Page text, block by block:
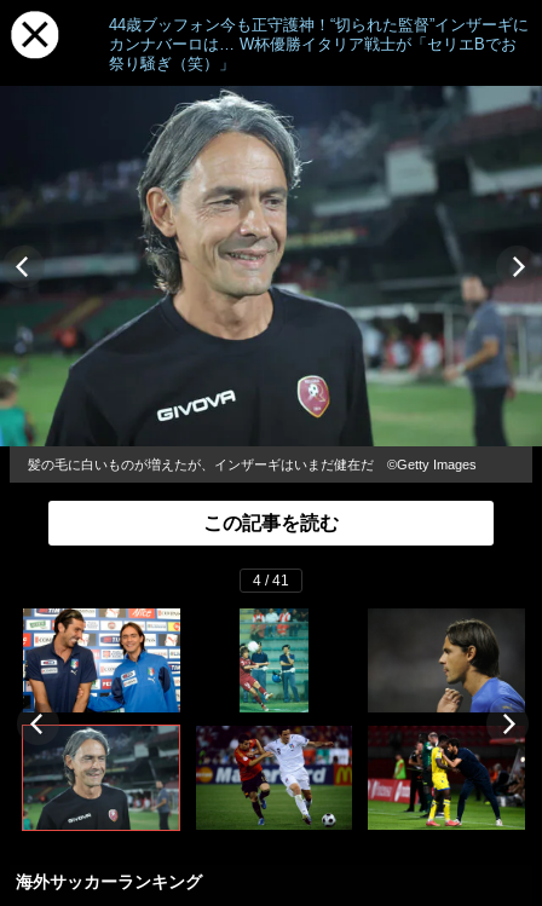
44歳ブッフォン今も正守護神！“切られた監督”インザーギに
カンナバーロは… W杯優勝イタリア戦士が「セリエBでお
祭り騒ぎ（笑）」
髪の毛に白いものが増えたが、インザーギはいまだ健在だ ©Getty Images
この記事を読む
4 / 41
海外サッカーランキング